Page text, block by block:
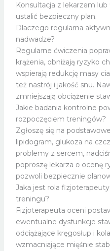
Konsultacja z lekarzem
ustalić bezpieczny plan.
Dlaczego regularna
nadwadze?
Regularne ćwiczenia
krążenia, obniżają ryzyko
wspierają redukcję masy
też nastrój i jakość snu.
zmniejszają obciążenie
Jakie badania kontrolne
rozpoczęciem treningów?
Zgłoszę się na
lipidogram, glukoza na
problemy z sercem,
poproszę lekarza o ocenę
pozwoli bezpiecznie
Jaka jest rola
treningu?
Fizjoterapeuta oceni
ewentualne dysfunkcje
odciążające kręgosłup i
wzmacniające mięśnie